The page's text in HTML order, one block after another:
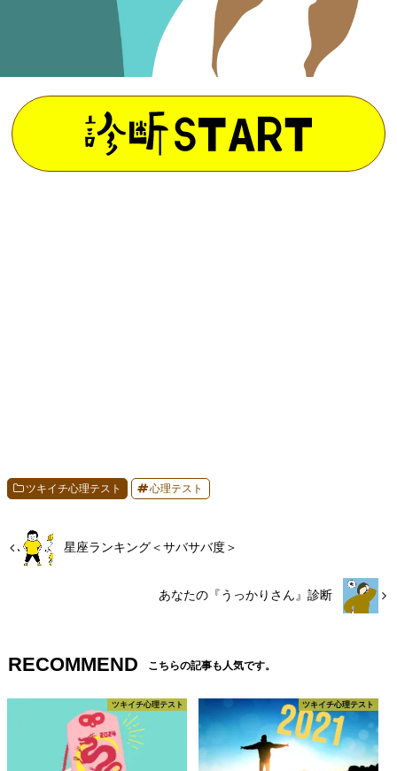
ツキイチ心理テスト 心理テスト
星座ランキング＜サバサバ度＞
あなたの『うっかりさん』診断
RECOMMEND こちらの記事も人気です。
ツキイチ心理テスト ツキイチ心理テスト